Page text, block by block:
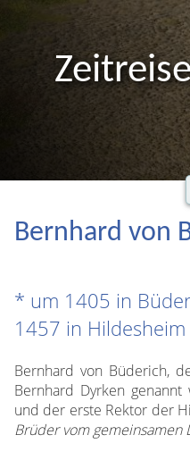
Bernhard von
* um 1405 in
1457 in Hildesheim
Bernhard von Büderich,
Bernhard Dyrken
und der erste Rektor der
Brüder vom gemeinsamen